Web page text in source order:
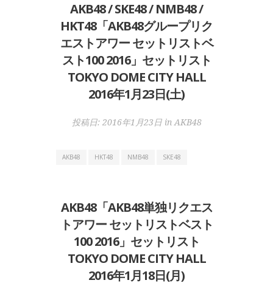
AKB48 / SKE48 / NMB48 /
HKT48「AKB48グループリク
エストアワー セットリストベ
スト100 2016」セットリスト
TOKYO DOME CITY HALL
2016年1月23日(土)
投稿日: 2016年1月23日inAKB48
AKB48 HKT48 NMB48 SKE48
AKB48「AKB48単独リクエス
トアワー セットリストベスト
100 2016」セットリスト
TOKYO DOME CITY HALL
2016年1月18日(月)